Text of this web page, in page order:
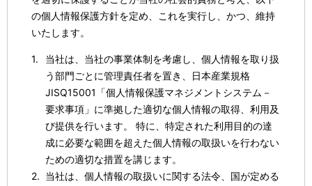
の個人情報保護方針を定め、これを実行し、かつ、維持
いたします。
当社は、当社の事業体制を考慮し、個人情報を取り扱
う部門ごとに管理責任者を置き、日本産業規格
JISQ15001「個人情報保護マネジメントシステム－
要求事項」に準拠した適切な個人情報の取得、利用及
び提供を行います。 特に、特定された利用目的の達
成に必要な範囲を超えた個人情報の取扱いを行わない
ための適切な措置を講じます。
当社は、個人情報の取扱いに関する法令、国が定める